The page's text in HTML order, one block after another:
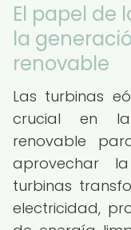
El papel de
la
renovable
Las turbinas
crucial en
renovable
aprovechar
turbinas
electricidad,